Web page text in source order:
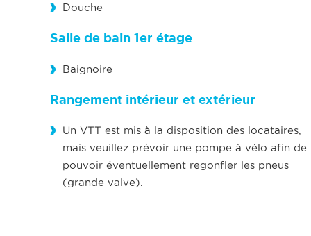
Douche
Salle de bain 1er étage
Baignoire
Rangement intérieur et extérieur
Un VTT est mis à la disposition des locataires,
mais veuillez prévoir une pompe à vélo afin de
pouvoir éventuellement regonfler les pneus
(grande valve).